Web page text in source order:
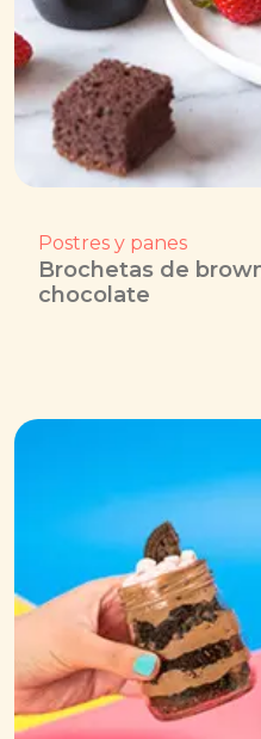
Postres y panes
Brochetas de
chocolate